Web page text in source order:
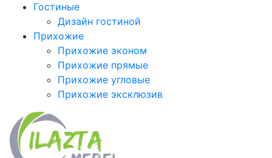
Гостиные
Дизайн гостиной
Прихожие
Прихожие эконом
Прихожие прямые
Прихожие угловые
Прихожие эксклюзив